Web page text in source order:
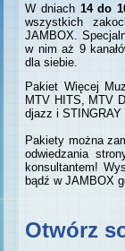
W dniach 14 do
wszystkich
JAMBOX.
w nim aż 9
dla siebie.
Pakiet Więcej
MTV HITS, MTV
djazz i STINGRAY
Pakiety można
odwiedzania
konsultantem!
bądź w JAMBOX
Otwórz